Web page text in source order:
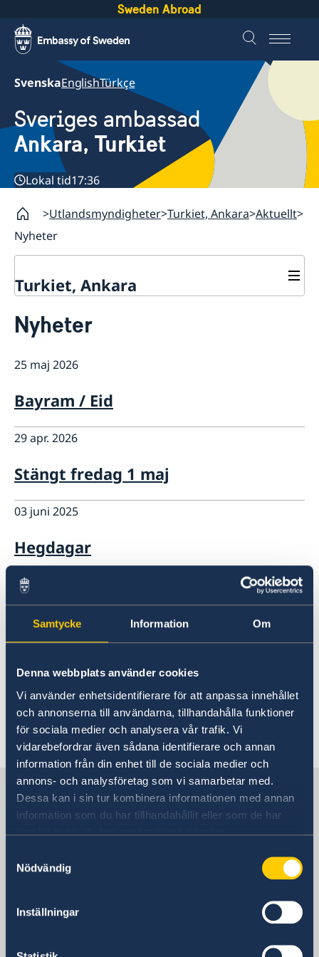
Samtycke Information Om
Denna webbplats använder cookies
Vi använder enhetsidentifierare för att anpassa innehållet
och annonserna till användarna, tillhandahålla funktioner
för sociala medier och analysera vår trafik. Vi
vidarebefordrar även sådana identifierare och annan
information från din enhet till de sociala medier och
annons- och analysföretag som vi samarbetar med.
Dessa kan i sin tur kombinera informationen med annan
information som du har tillhandahållit eller som de har
samlat in när du har använt deras tjänster.
Nödvändig
Inställningar
Sweden Abroad
SvenskaEnglishTürkçe
Sveriges ambassad
Ankara, Turkiet
Lokal tid17:36
Utlandsmyndigheter Turkiet, Ankara Aktuellt
Nyheter
Turkiet, Ankara
Om oss
Vi är en resurs för svenska företag
Så kan du få stöd
Svenska företag i Turkiet
Anmäl handelshinder
Aktuellt
Nyheter
25 maj 2026
Bayram / Eid
29 apr. 2026
Stängt fredag 1 maj
03 juni 2025
Hegdagar
30 apr. 2025
Valborg
Regeringens prioriteringar i
utrikesdeklarationen 2025
1 2 3 4 5 ... 10 11 »
Sverige i Turkiet
Sveriges ambassad
Besöksadress
Kavaklidere
Ankara